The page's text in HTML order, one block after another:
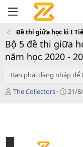
Đề thi giữa học kì I
Bộ 5 đề thi giữa
năm học 2020 -
Bạn phải đăng nhập để
T
ả
The Collectors
C
21/